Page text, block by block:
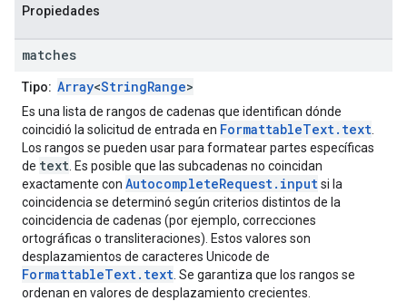
Propiedades
matches
Tipo: Array<StringRange>
Es una lista de rangos de cadenas que identifican dónde
coincidió la solicitud de entrada en FormattableText.text
Los rangos se pueden usar para formatear partes específicas
de text . Es posible que las subcadenas no coincidan
exactamente con AutocompleteRequest.inputsi la
coincidencia se determinó según criterios distintos de la
coincidencia de cadenas (por ejemplo, correcciones
ortográficas o transliteraciones). Estos valores son
desplazamientos de caracteres Unicode de
FormattableText.text . Se garantiza que los rangos se
ordenan en valores de desplazamiento crecientes.